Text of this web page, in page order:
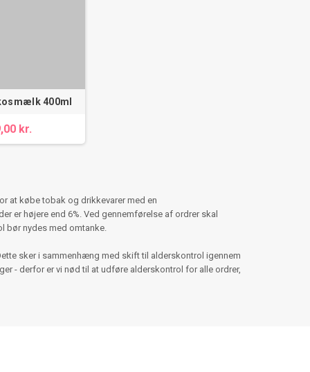
400ml
kr.
at købe tobak og drikkevarer med en
er højere end 6%. Ved gennemførelse af ordrer skal
bør nydes med omtanke.
sker i sammenhæng med skift til alderskontrol igennem
- derfor er vi nød til at udføre alderskontrol for alle ordrer,